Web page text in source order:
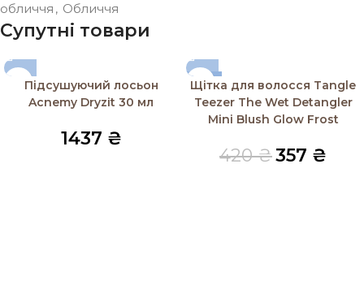
обличчя , Обличчя
Супутні товари
Підсушуючий лосьон
Acnemy Dryzit 30 мл
1437 ₴
-15%
SOLD OUT
Щітка для волосся Tangle
Teezer The Wet Detangler
Mini Blush Glow Frost
420₴357 ₴